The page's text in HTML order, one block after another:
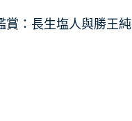
賞：長生塩人與勝王純